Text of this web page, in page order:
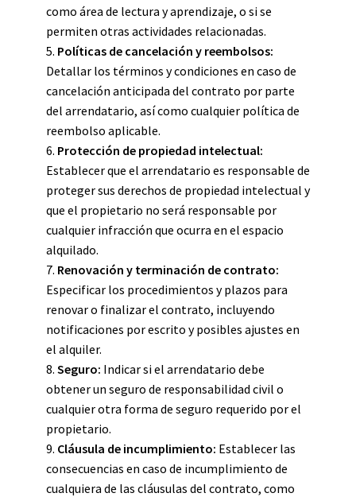
como área de lectura y aprendizaje, o si se
permiten otras actividades relacionadas.
5. Políticas de cancelación y reembolsos:
Detallar los términos y condiciones en caso de
cancelación anticipada del contrato por parte
del arrendatario, así como cualquier política de
reembolso aplicable.
6. Protección de propiedad intelectual:
Establecer que el arrendatario es responsable de
proteger sus derechos de propiedad intelectual y
que el propietario no será responsable por
cualquier infracción que ocurra en el espacio
alquilado.
7. Renovación y terminación de contrato:
Especificar los procedimientos y plazos para
renovar o finalizar el contrato, incluyendo
notificaciones por escrito y posibles ajustes en
el alquiler.
8. Seguro: Indicar si el arrendatario debe
obtener un seguro de responsabilidad civil o
cualquier otra forma de seguro requerido por el
propietario.
9. Cláusula de incumplimiento: Establecer las
consecuencias en caso de incumplimiento de
cualquiera de las cláusulas del contrato, como